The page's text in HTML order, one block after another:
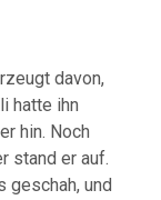
davon,
hatte ihn
hin. Noch
stand er auf.
geschah, und